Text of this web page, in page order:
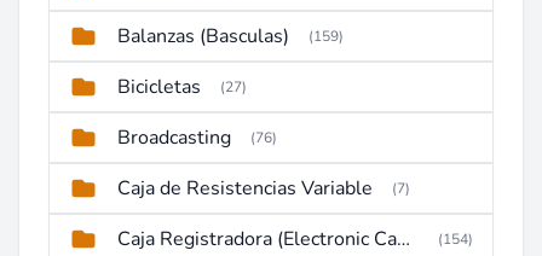
Balanzas (Basculas) (159)
Bicicletas (27)
Broadcasting (76)
Caja de Resistencias Variable (7)
Caja Registradora (Electronic Cash Register) (154)